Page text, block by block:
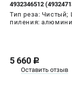
4932346512
Тип реза: Чистый;
пиления:
5 660 c
Оставить отзыв